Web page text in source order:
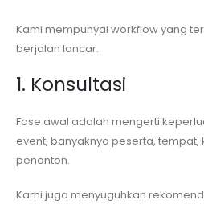
Kami mempunyai workflow yang
berjalan lancar.
1. Konsultasi
Fase awal adalah mengerti
event, banyaknya peserta,
penonton.
Kami juga menyuguhkan